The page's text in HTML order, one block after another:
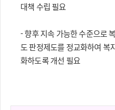
대책 수립 필요
- 향후 지속 가능한 수준으로
도 판정제도를 정교화하여 복
화하도록 개선 필요